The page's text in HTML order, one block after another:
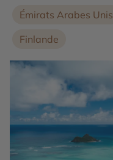
Émirats Arabes Unis
Finlande